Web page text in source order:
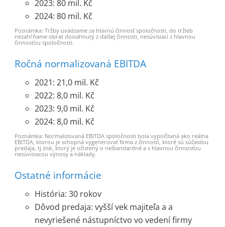
2023: 80 mil. Kč
2024: 80 mil. Kč
Poznámka: Tržby uvádzame za hlavnú činnosť spoločnosti, do tržieb
nezahŕňame obrat dosiahnutý z ďalšej činnosti, nesúvisiaci s hlavnou
činnosťou spoločnosti.
Ročná normalizovaná EBITDA
2021: 21,0 mil. Kč
2022: 8,0 mil. Kč
2023: 9,0 mil. Kč
2024: 8,0 mil. Kč
Poznámka: Normalizovaná EBITDA spoločnosti bola vypočítaná ako reálna
EBITDA, ktorou je schopná vygenerovať firma z činností, ktoré sú súčasťou
predaja, tj zisk, ktorý je očistený o neštandardné a s hlavnou činnosťou
nesúvisiacou výnosy a náklady.
Ostatné informácie
História: 30 rokov
Dôvod predaja: vyšší vek majiteľa a a
nevyriešené nástupníctvo vo vedení firmy